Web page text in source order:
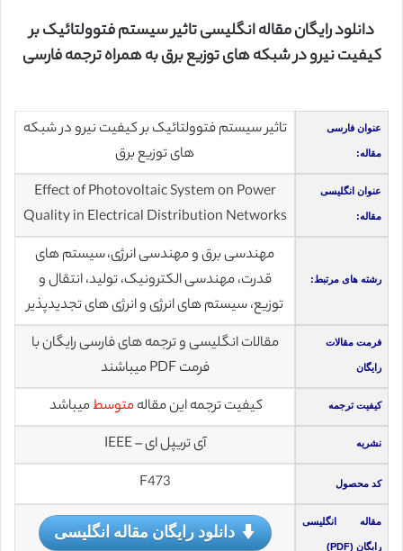
دانلود رایگان مقاله انگلیسی تاثیر سیستم فتوولتائیک بر
کیفیت نیرو در شبکه های توزیع برق به همراه ترجمه فارسی
عنوان فارسی
مقاله:
تاثیر سیستم فتوولتائیک بر کیفیت نیرو در شبکه
های توزیع برق
عنوان انگلیسی
مقاله:
Effect of Photovoltaic System on Power
Quality in Electrical Distribution Networks
رشته های مرتبط:
مهندسی برق و مهندسی انرژی، سیستم های
قدرت، مهندسی الکترونیک، تولید، انتقال و
توزیع، سیستم های انرژی و انرژی های تجدیدپذیر
فرمت مقالات
رایگان
مقالات انگلیسی و ترجمه های فارسی رایگان با
فرمت PDF میباشند
کیفیت ترجمه کیفیت ترجمه این مقالهمتوسطمیباشد
نشریه آی تریپل ای – IEEE
کد محصول F473
مقاله انگلیسی
رایگان (PDF)
دانلود رایگان مقاله انگلیسی